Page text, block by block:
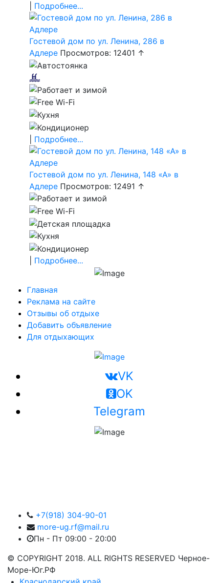
Подробнее...
Гостевой дом по ул. Ленина, 286 в
Адлере Просмотров: 12401 ↑
Подробнее...
Гостевой дом по ул. Ленина, 148 «А» в
Адлере Просмотров: 12491 ↑
Подробнее...
Главная
Реклама на сайте
Отзывы об отдыхе
Добавить объявление
Для отдыхающих
VK
OK
Telegram
+7(918) 304-90-01
more-ug.rf@mail.ru
Пн - Пт 09:00 - 20:00
© COPYRIGHT 2018. ALL RIGHTS RESERVED Черное-
Море-Юг.РФ